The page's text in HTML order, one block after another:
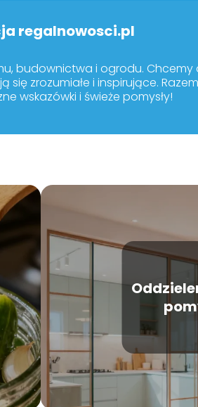
regalnowosci.pl
budownictwa i ogrodu. Chcemy
zrozumiałe i inspirujące.
wskazówki i świeże pomysły!